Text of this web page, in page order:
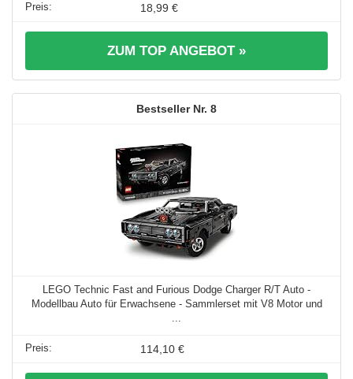
18,99 €
ZUM TOP ANGEBOT »
8
LEGO Technic Fast and Furious Dodge Charger R/T Auto -
Modellbau Auto für Erwachsene - Sammlerset mit V8 Motor und
114,10 €